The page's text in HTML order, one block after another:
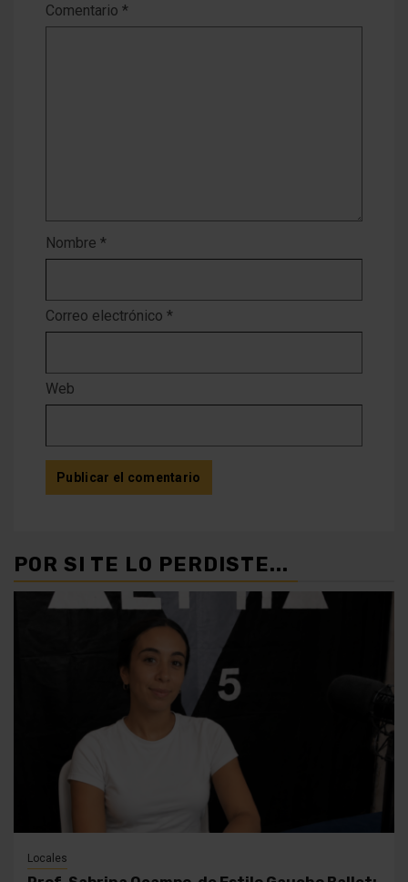
Comentario *
Nombre *
Correo electrónico *
Web
POR SI TE LO PERDISTE...
Locales